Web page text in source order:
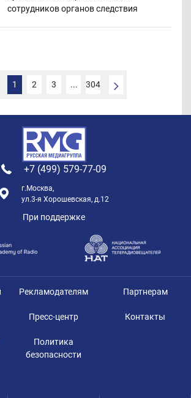
сотрудников органов следствия
1 2 3 304
+7 (499) 579-77-09
г.Москва,
ул.3-я Хорошевская, д.12
При поддержке
Рекламодателям Партнерам
Пресс-центр Контакты
Политика
безопасности